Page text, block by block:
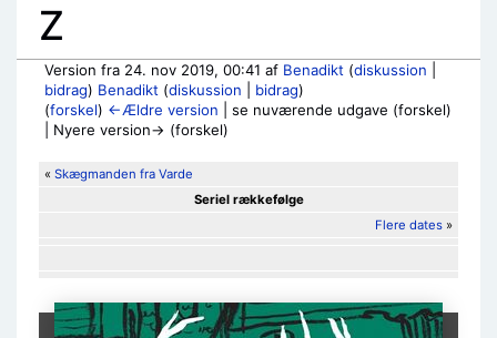
Z
Version fra 24. nov 2019, 00:41 af Benadikt (diskussion
bidrag) Benadikt (diskussion bidrag)
(forskel) ←Ældre version | se nuværende udgave (forskel)
| Nyere version→ (forskel)
« Skægmanden fra Varde
Seriel rækkefølge
Flere dates »